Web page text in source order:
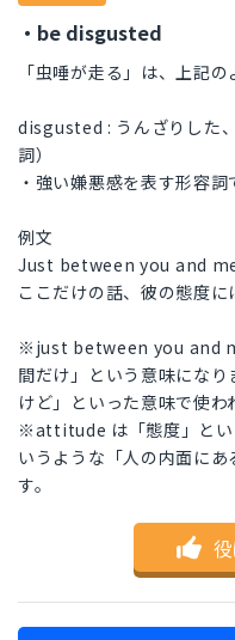
・be disgusted
「虫唾が走る」は、上記の
disgusted : うんざりした
詞）
・強い嫌悪感を表す形容詞
例文
Just between you and
ここだけの話、彼の態度に
※just between you and
間だけ」という意味にな
けど」といった意味で使わ
※attitude は「態度」とい
いうような「人の内面に
す。